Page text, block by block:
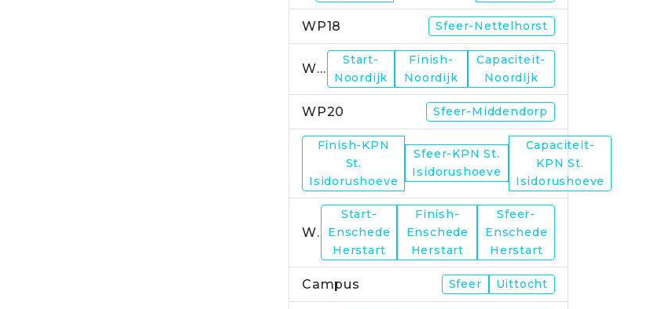
WP18 Sfeer-Nettelhorst
WP19
Start-
Noordijk
Finish-
Noordijk
Capaciteit-
Noordijk
WP20 Sfeer-Middendorp
Finish-KPN
St.
Isidorushoeve
Sfeer-KPN St.
Isidorushoeve
Capaciteit-
KPN St.
Isidorushoeve
WP23
Start-
Enschede
Herstart
Finish-
Enschede
Herstart
Sfeer-
Enschede
Herstart
Campus Sfeer Uittocht